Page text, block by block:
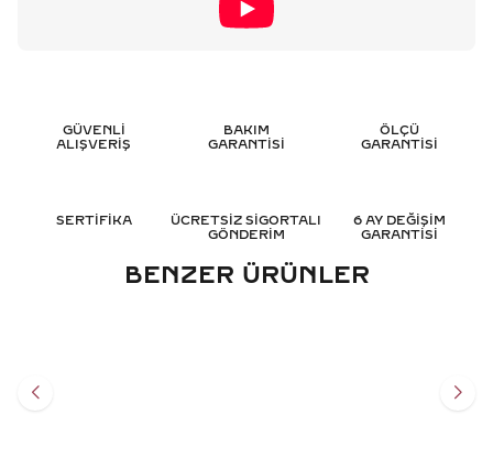
GÜVENLİ
ALIŞVERİŞ
BAKIM
GARANTİSİ
ÖLÇÜ
GARANTİSİ
SERTİFİKA
ÜCRETSİZ SİGORTALI
GÖNDERİM
6 AY DEĞİŞİM
GARANTİSİ
BENZER ÜRÜNLER